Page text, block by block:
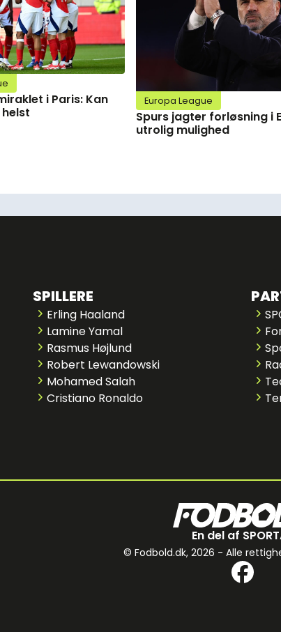
i Paris: Kan
Europa League
Spurs jagter forløsning i
utrolig mulighed
SPILLERE
Erling Haaland
Lamine Yamal
Rasmus Højlund
Robert Lewandowski
Mohamed Salah
Cristiano Ronaldo
En del af
© Fodbold.dk, 2026 - Alle